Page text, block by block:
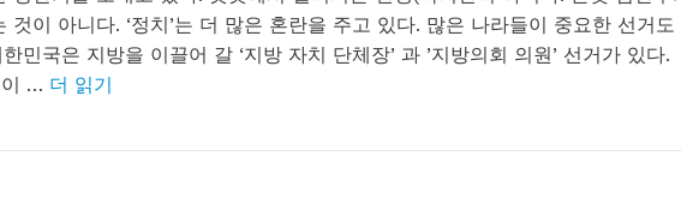
이 아니다. ‘정치’는 더 많은 혼란을 주고 있다. 많은 나라들이 중요한 선거도
민국은 지방을 이끌어 갈 ‘지방 자치 단체장’ 과 ’지방의회 의원’ 선거가 있다.
이 … 더 읽기